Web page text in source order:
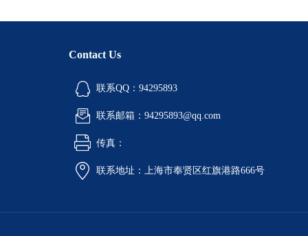
Contact Us
联系QQ：94295893
联系邮箱：94295893@qq.com
传真：
联系地址：上海市奉贤区红旗港路666号